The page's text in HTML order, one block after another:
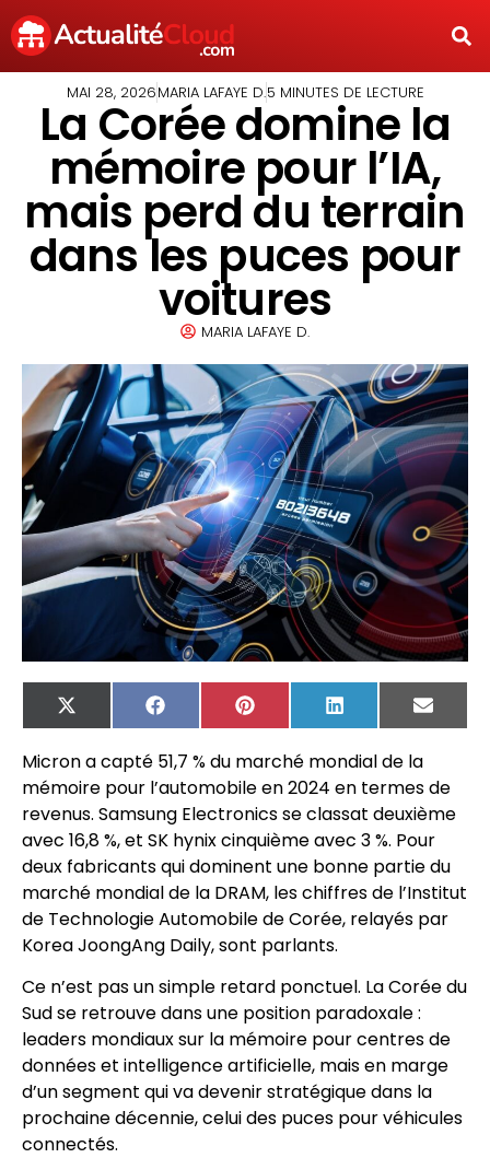
MAI 28, 2026MARIA LAFAYE D.5 MINUTES DE LECTURE
La Corée domine la
mémoire pour l’IA,
mais perd du terrain
dans les puces pour
voitures
MARIA LAFAYE D.
X
(Twitter)
FacebookPinterest LinkedIn
Email
Micron a capté 51,7 % du marché mondial de la
mémoire pour l’automobile en 2024 en termes de
revenus. Samsung Electronics se classat deuxième
avec 16,8 %, et SK hynix cinquième avec 3 %. Pour
deux fabricants qui dominent une bonne partie du
marché mondial de la DRAM, les chiffres de l’Institut
de Technologie Automobile de Corée, relayés par
Korea JoongAng Daily, sont parlants.
Ce n’est pas un simple retard ponctuel. La Corée du
Sud se retrouve dans une position paradoxale :
leaders mondiaux sur la mémoire pour centres de
données et intelligence artificielle, mais en marge
d’un segment qui va devenir stratégique dans la
prochaine décennie, celui des puces pour véhicules
connectés.